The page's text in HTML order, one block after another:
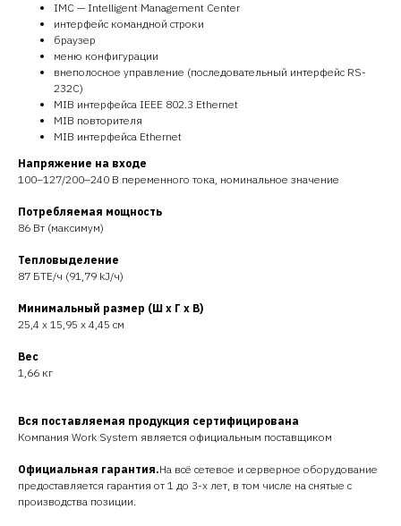
IMC — Intelligent Management Center
интерфейс командной строки
браузер
меню конфигурации
внеполосное управление (последовательный интерфейс RS-
232C)
MIB интерфейса IEEE 802.3 Ethernet
MIB повторителя
MIB интерфейса Ethernet
Напряжение на входе
100–127/200–240 В переменного тока, номинальное значение
Потребляемая мощность
86 Вт (максимум)
Тепловыделение
87 БТЕ/ч (91,79 kJ/ч)
Минимальный размер (Ш x Г x В)
25,4 x 15,95 x 4,45 см
Вес
1,66 кг
Вся поставляемая продукция сертифицирована
Компания Work System является официальным поставщиком
Официальная гарантия.На всё сетевое и серверное оборудование
предоставляется гарантия от 1 до 3-х лет, в том числе на снятые с
производства позиции.